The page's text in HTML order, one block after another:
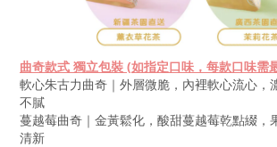
曲奇款式 獨立包裝 (如指定口味，每款口味需
軟心朱古力曲奇｜外層微脆，內裡軟心流心，
不膩
蔓越莓曲奇｜金黃鬆化，酸甜蔓越莓乾點綴，
清新